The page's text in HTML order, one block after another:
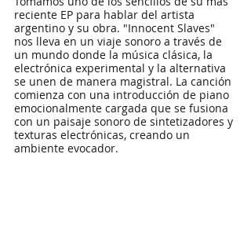
reciente EP para hablar del artista
argentino y su obra. "Innocent Slaves"
nos lleva en un viaje sonoro a través de
un mundo donde la música clásica, la
electrónica experimental y la alternativa
se unen de manera magistral. La canción
comienza con una introducción de piano
emocionalmente cargada que se fusiona
con un paisaje sonoro de sintetizadores y
texturas electrónicas, creando un
ambiente evocador.